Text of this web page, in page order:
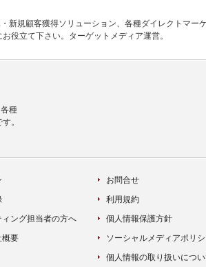
新規顧客獲得ソリューション、各種ダイレクトマー
役立て下さい。ターゲットメディア運営。
種
。
ィング担当者の方へ
概要
お問合せ
利用規約
個人情報保護方針
ソーシャルメディアポリ
個人情報の取り扱いにつ